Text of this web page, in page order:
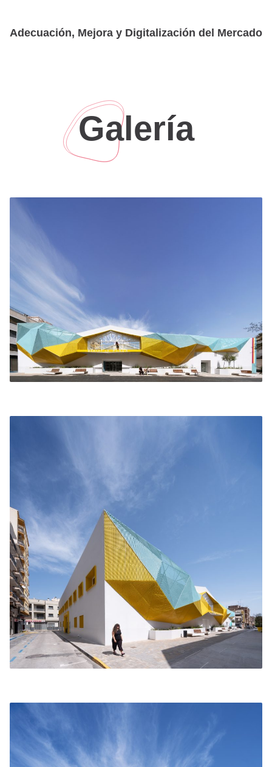
Adecuación, Mejora y Digitalización del Mercado
modernizando sus espacios y transformando sus
fachadas con la premisa de hacer de este proyecto
un lugar de relevancia a nivel local, atendiendo a
carencias a nivel de iluminación, seguridad,
eficiencia energética, que requería con urgencia un
cambio total y una actualización a las normativas
actuales y al uso que estaba destinado. Una de las
primeras actuaciones urgentes a realizar era volver
a descubrir las estructuras metálicas que se
hallaban ocultas tras los falsos techos de planta
baja; esto nos llevó a volver a introducir la luz
natural en su interior y dejar las cubiertas vistas en
espacio más amplio y generoso para introducir
requería la propuesta. Volvimos a recuperar las
antiguas cubiertas que tenía el edificio de carácter
industrial, sustituyendo las mismas por paneles con
alto índice de eficiencia energética para generar
una envolvente completa aislada térmicamente.
Para ello, en todas sus fachadas se propuso un
SATE, envolviendo así térmicamente todo el
proyecto y realizando una «caja estanca» protegida
de las inclemencias exteriores.
Todos los motores de máquinas que existían en
esos falsos techos se pasaron a las fachadas, para
ocultar dichas máquinas en fachada y favorecer su
registro, se propuso una fachada poligonal a base
de triangulaciones metálicas de colores que otorgan
Galería